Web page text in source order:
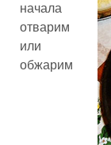
начала
отварим
или
обжарим